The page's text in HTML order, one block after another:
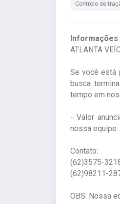
Controle de
Informações
ATLANTA
Se você está
busca
tempo em
- Valor
nossa equipe.
Contato:
(62)3575-
(62)98211-
OBS: Nossa